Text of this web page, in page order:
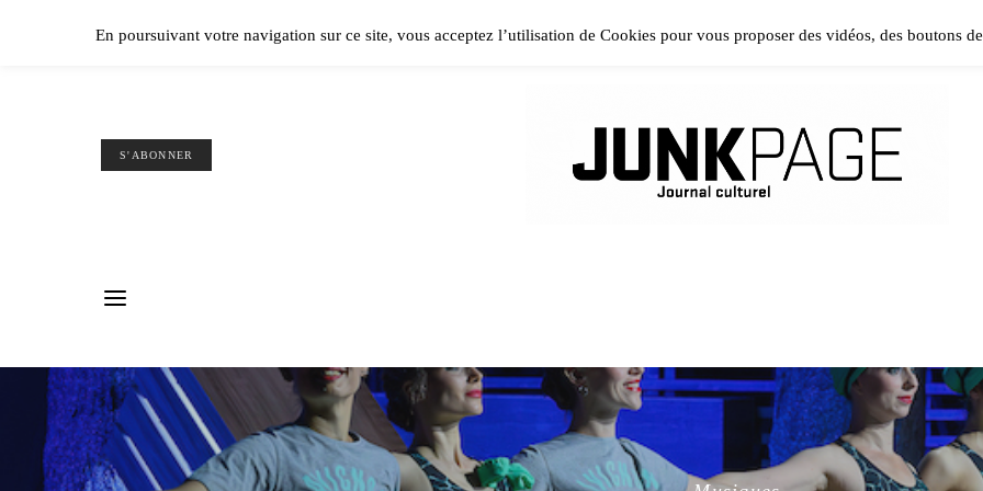
Please install and activate Powerkit plugin from Appearance →
S'ABONNER
En poursuivant votre navigation sur ce site, vous acceptez l’utilisation de Cookies pour vous proposer des vidéos, des boutons